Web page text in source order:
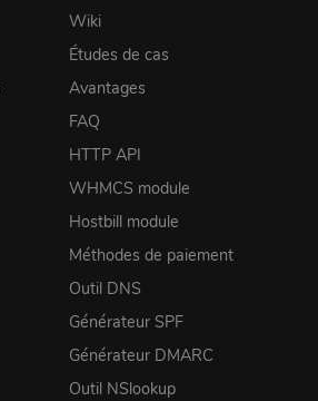
Wiki
Études de cas
Avantages
FAQ
HTTP API
WHMCS module
Hostbill module
Méthodes de paiement
Outil DNS
Générateur SPF
Générateur DMARC
Outil NSlookup